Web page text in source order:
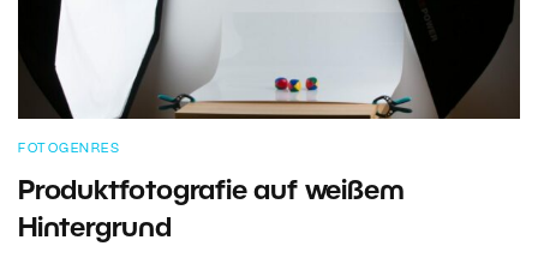
FOTOGENRES
Produktfotografie auf weißem
Hintergrund